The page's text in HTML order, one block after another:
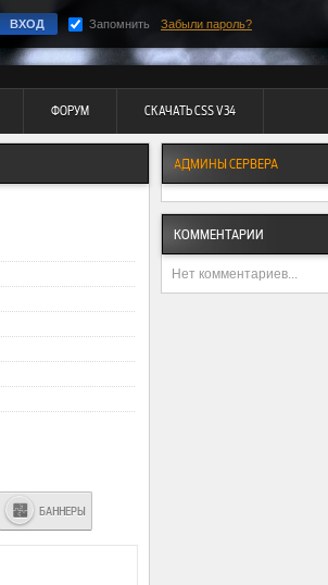
Запомнить Забыли пароль?
ФОРУМ СКАЧАТЬ CSS V34
БАННЕРЫ
АДМИНЫ СЕРВЕРА
КОММЕНТАРИИ
Нет комментариев...